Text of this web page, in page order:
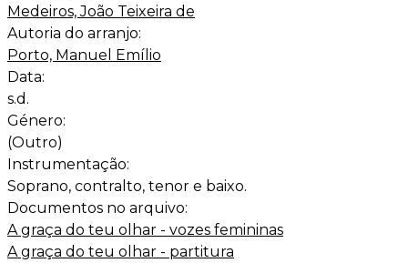
Medeiros, João Teixeira de
Autoria do arranjo:
Porto, Manuel Emílio
Data:
s.d.
Género:
(Outro)
Instrumentação:
Soprano, contralto, tenor e baixo.
Documentos no arquivo:
A graça do teu olhar - vozes femininas
A graça do teu olhar - partitura